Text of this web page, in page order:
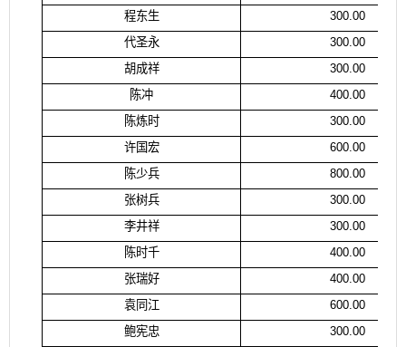
程东生
300.00
代圣永
300.00
胡成祥
300.00
陈冲
400.00
陈炼时
300.00
许国宏
600.00
陈少兵
800.00
张树兵
300.00
李井祥
300.00
陈时千
400.00
张瑞好
400.00
袁同江
600.00
鲍宪忠
300.00